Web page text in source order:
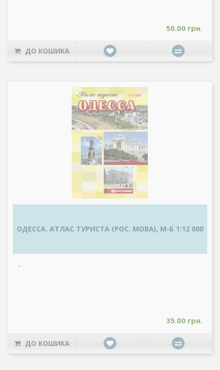
50.00 грн.
ДО КОШИКА
ОДЕССА. АТЛАС ТУРИСТА (РОС. МОВА), М-Б 1:12 000
..
35.00 грн.
ДО КОШИКА